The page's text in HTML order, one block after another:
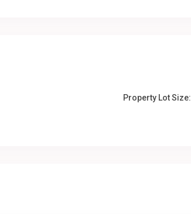
Property Lot Size: